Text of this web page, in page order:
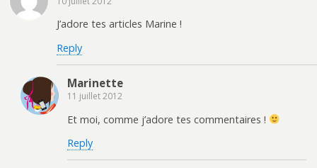
J’adore tes articles Marine !
Reply
Marinette
11 juillet 2012
Et moi, comme j’adore tes commentaires !
Reply